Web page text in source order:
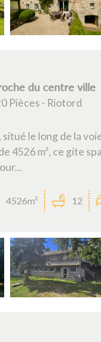
du centre ville
Pièces - Riotord
situé le long de la
4526 m², ce gite
4526m² 12